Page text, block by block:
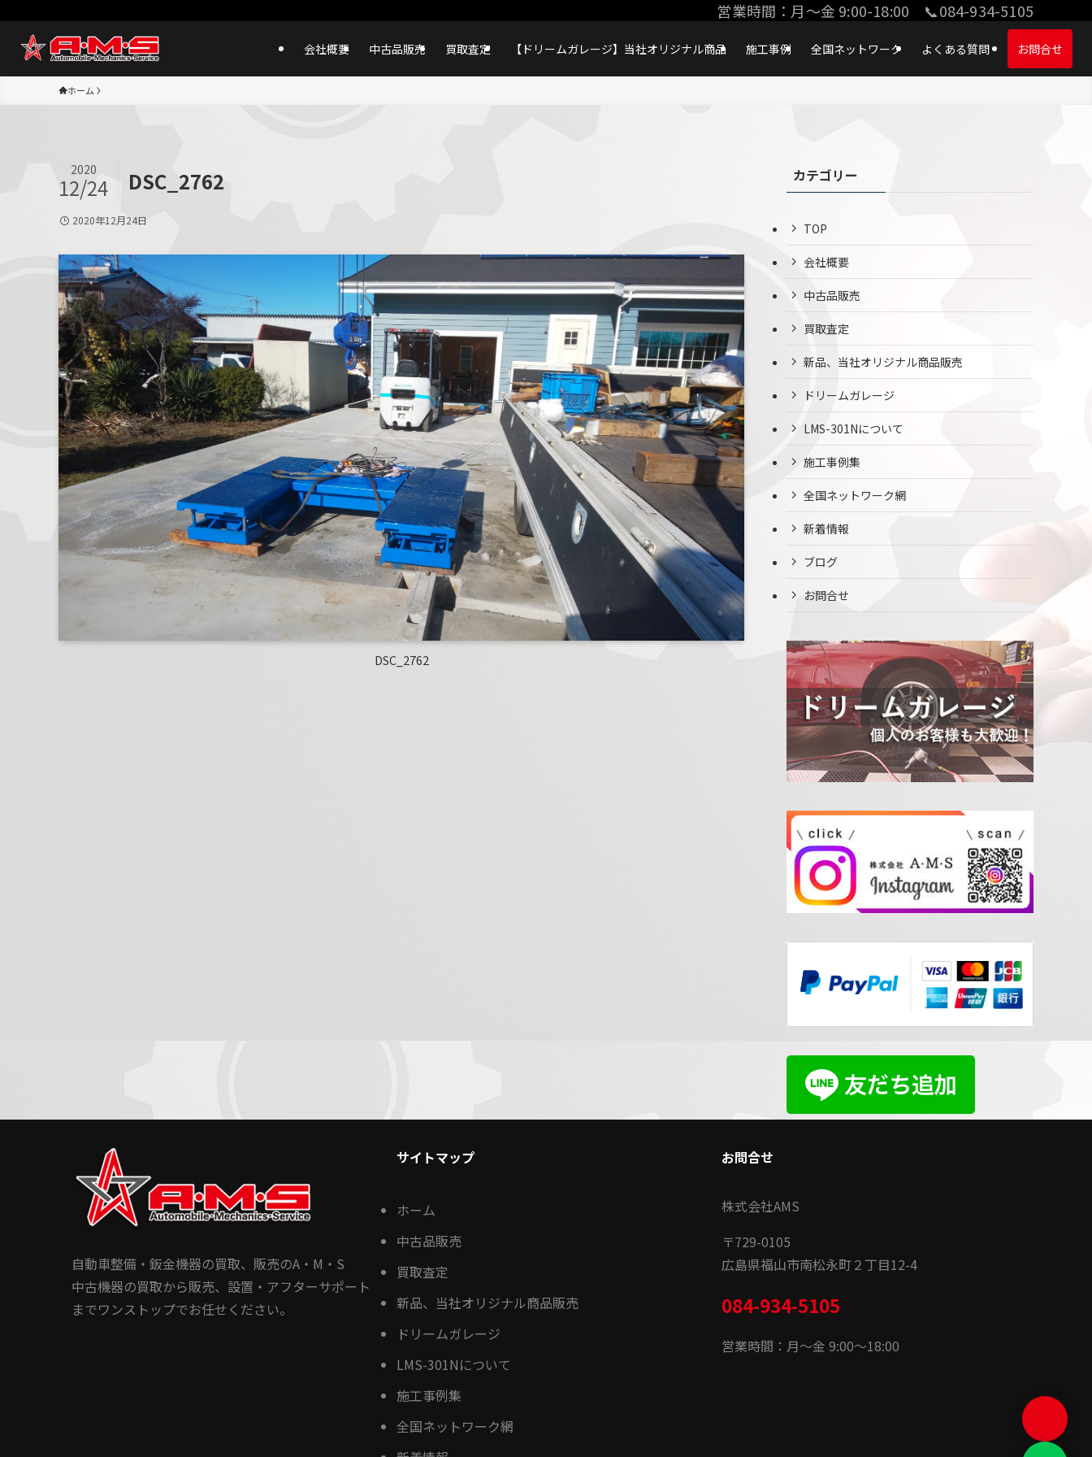
営業時間：月〜金 9:00-18:00 📞084-934-5105
会社概要 中古品販売 買取査定 【ドリームガレージ】当社オリジナル商品 施工事例 全国ネットワーク よくある質問 お問合せ
ホーム
DSC_2762
2020
12/24
2020年12月24日
DSC_2762
カテゴリー
TOP
会社概要
中古品販売
買取査定
新品、当社オリジナル商品販売
ドリームガレージ
LMS-301Nについて
施工事例集
全国ネットワーク網
新着情報
ブログ
お問合せ
自動車整備・鈑金機器の買取、販売のA・M・S
中古機器の買取から販売、設置・アフターサポート
までワンストップでお任せください。
サイトマップ
ホーム
中古品販売
買取査定
新品、当社オリジナル商品販売
ドリームガレージ
LMS-301Nについて
施工事例集
全国ネットワーク網
お問合せ
株式会社AMS
〒729-0105
広島県福山市南松永町２丁目12-4
084-934-5105
営業時間：月〜金 9:00〜18:00